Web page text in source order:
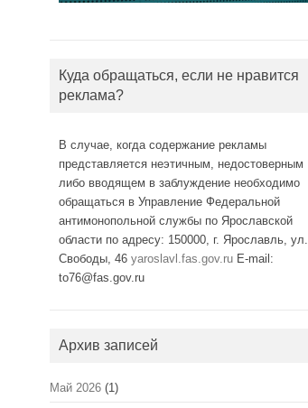
Куда обращаться, если не нравится
реклама?
В случае, когда содержание рекламы
представляется неэтичным, недостоверным
либо вводящем в заблуждение необходимо
обращаться в Управление Федеральной
антимонопольной службы по Ярославской
области по адресу: 150000, г. Ярославль, ул.
Свободы, 46yaroslavl.fas.gov.ru E-mail:
to76@fas.gov.ru
Архив записей
Май 2026 (1)